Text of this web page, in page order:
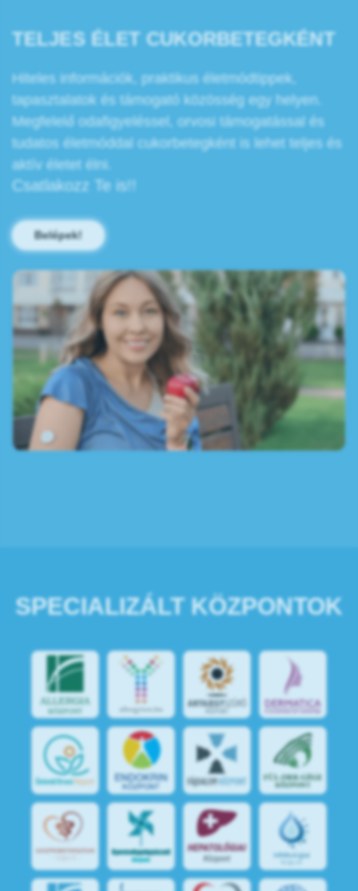
TELJES ÉLET CUKORBETEGKÉNT
Hiteles információk, praktikus életmódtippek,
tapasztalatok és támogató közösség egy helyen.
Megfelelő odafigyeléssel, orvosi támogatással és
tudatos életmóddal cukorbetegként is lehet teljes és
aktív életet élni.
Csatlakozz Te is!!
Belépek!
SPECIALIZÁLT KÖZPONTOK